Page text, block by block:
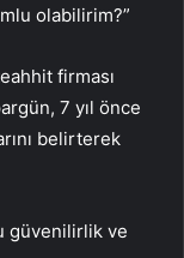
olabilirim?”
firması
7 yıl önce
belirterek
güvenilirlik ve